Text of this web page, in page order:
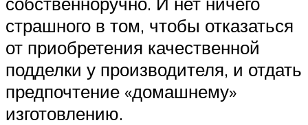
страшного в том, чтобы отказаться
от приобретения качественной
подделки у производителя, и отдать
предпочтение «домашнему»
изготовлению.